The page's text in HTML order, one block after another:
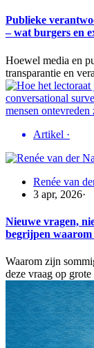
Publieke
– wat burgers en
Hoewel media en
transparantie en
Artikel ·
Renée van
3 apr, 2026·
Nieuwe vragen,
begrijpen waarom
Waarom zijn
deze vraag op